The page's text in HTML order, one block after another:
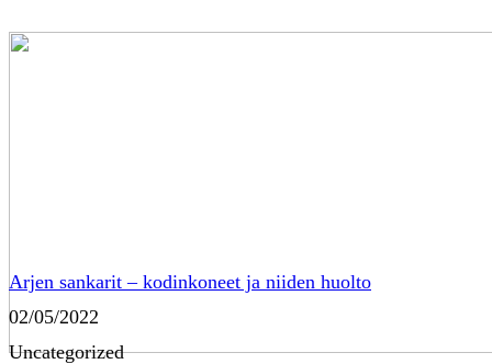
Arjen sankarit – kodinkoneet ja niiden huolto
02/05/2022
Uncategorized